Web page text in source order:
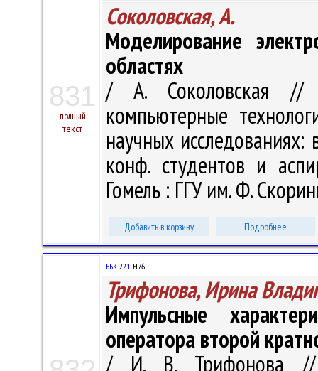
831
полный
текст
Соколовская, А.
Моделирование
областях
/ А. Соколовская //
компьютерные
научных
конф. студентов и
Гомель : ГГУ им. Ф.
Добавить в корзину Подробнее
ББК 22.1 H76
Трифонова, Ирина
Импульсные
оператора второй
/ И. В. Трифонова //